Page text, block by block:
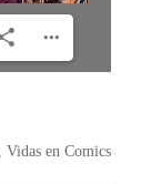
Vidas en Comics